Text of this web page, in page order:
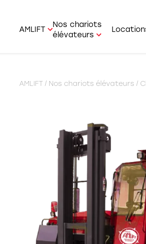
AMLIFT
Nous rejoindre
Nos chariots
élévateurs
Chariot
Chariot articulé
Gerbeur /
Préparateur de
Portique mobile
Réalisation spéciale
AMLIFT / Nos chariots élévateurs /